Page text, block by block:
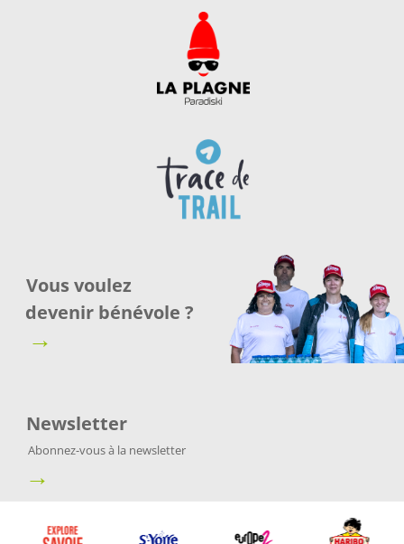
Vous voulez
devenir bénévole ?
→
Newsletter
Abonnez-vous à la newsletter
→